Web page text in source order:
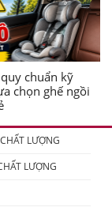
chuẩn kỹ
chọn ghế ngồi
LƯỢNG
LƯỢNG